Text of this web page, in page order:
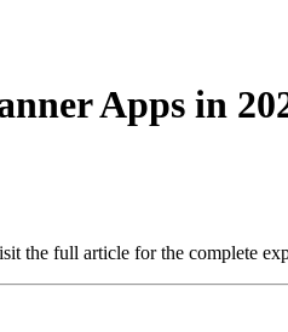
Apps in
the full article for the complete